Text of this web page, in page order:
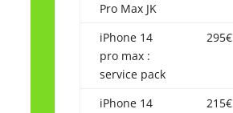
Pro Max JK
iPhone 14
pro max :
service pack
295€
iPhone 14
215€